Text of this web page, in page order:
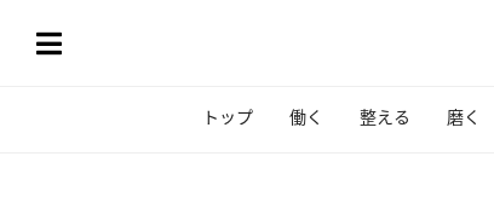
トップ 働く 整える 磨く